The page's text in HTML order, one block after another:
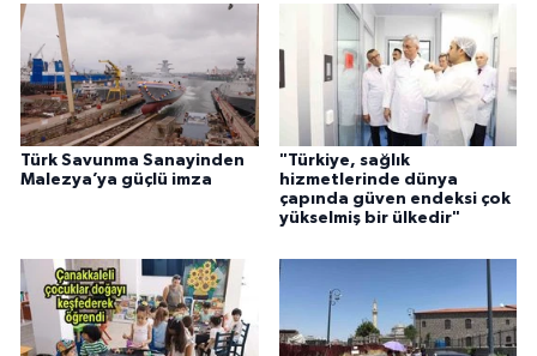
Türk Savunma Sanayinden
Malezya’ya güçlü imza
"Türkiye, sağlık
hizmetlerinde dünya
çapında güven endeksi çok
yükselmiş bir ülkedir"